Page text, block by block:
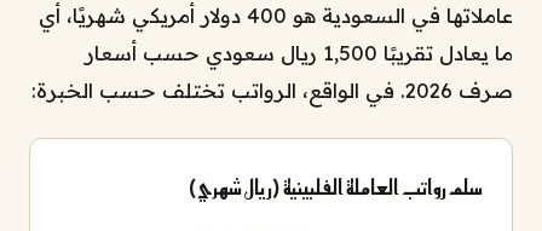
عاملاتها في السعودية هو 400 دولار أمريكي شهريًا، أي
ما يعادل تقريبًا 1,500 ريال سعودي حسب أسعار
صرف 2026. في الواقع، الرواتب تختلف حسب الخبرة:
سلم رواتب العاملة الفلبينية (ريال شهري)